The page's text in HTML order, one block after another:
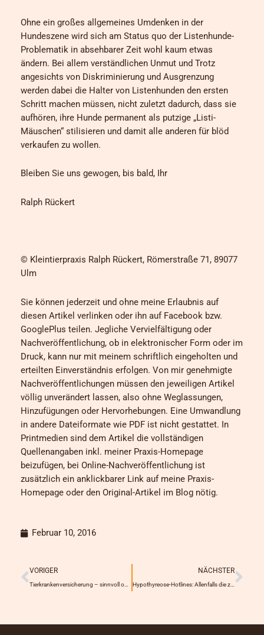
Ohne ein großes allgemeines Umdenken in der
Hundeszene wird sich am Status quo der Listenhunde-
Problematik in absehbarer Zeit wohl kaum etwas
ändern. Bei allem verständlichen Unmut und Trotz
angesichts von Diskriminierung und Ausgrenzung
werden dabei die Halter von Listenhunden den ersten
Schritt machen müssen, nicht zuletzt dadurch, dass sie
aufhören, ihre Hunde permanent als putzige „Listi-
Mäuschen“ stilisieren und damit alle anderen für blöd
verkaufen zu wollen.
Bleiben Sie uns gewogen, bis bald, Ihr
Ralph Rückert
© Kleintierpraxis Ralph Rückert, Römerstraße 71, 89077
Ulm
Sie können jederzeit und ohne meine Erlaubnis auf
diesen Artikel verlinken oder ihn auf Facebook bzw.
GooglePlus teilen. Jegliche Vervielfältigung oder
Nachveröffentlichung, ob in elektronischer Form oder im
Druck, kann nur mit meinem schriftlich eingeholten und
erteilten Einverständnis erfolgen. Von mir genehmigte
Nachveröffentlichungen müssen den jeweiligen Artikel
völlig unverändert lassen, also ohne Weglassungen,
Hinzufügungen oder Hervorhebungen. Eine Umwandlung
in andere Dateiformate wie PDF ist nicht gestattet. In
Printmedien sind dem Artikel die vollständigen
Quellenangaben inkl. meiner Praxis-Homepage
beizufügen, bei Online-Nachveröffentlichung ist
zusätzlich ein anklickbarer Link auf meine Praxis-
Homepage oder den Original-Artikel im Blog nötig.
Februar 10, 2016
VORIGER NÄCHSTER